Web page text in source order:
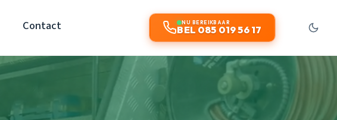
Contact NU BEREIKBAAR
BEL 085 019 56 17